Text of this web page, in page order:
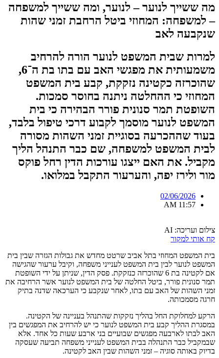
מה ששייך לנוער – לנוער, ומה ששייך למשפחה
– למשפחה: המחוזי ביטל הרחבת זמני שהות
שנקבעה לאב
למרות שבית המשפט לנוער הורה להרחיב
משמעותית את מפגשי האב עם בתו בת ה־6,
שהוכרזה כקטינה נזקקת, קבע בית המשפט
המחוזי כי ההחלטה ניתנה בחוסר סמכות.
השופטת תמר סנונית פורר הבהירה כי בית
המשפט לנוער מוסמך לקבוע דרכי טיפול בלבד,
בעוד שההכרעה בסוגיית זמני השהות מסורה
לבית המשפט למשפחה, שם כבר התנהל הליך
מקביל. את האם ייצגו עורכות הדין רחל פוקס
מור ולירז יפה, והערעור התקבל במלואו.
02/06/2026
11:57 AM
צילום ועריכה: AI
קח אותי למקור
בית המשפט המחוזי בתל אביב שרטט מחדש את גבולות הגזרה שבין בית
המשפט לנוער לבין בית המשפט לענייני משפחה, וקיבל ערעור שהגישה
אם לקטינה בת 6 שהוכרזה כנזקקת. פסק הדין, שניתן על ידי השופטת
תמר סנונית פורר, ביטל החלטה של בית המשפט לנוער אשר הרחיבה את
זמני השהות של האב עם בתו, לאחר שנקבע כי הערכאה שדנה בתיק
חרגה מסמכותה.
הרקע למחלוקת החל בהליך נזקקות שהתנהל בעניינה של הקטינה.
במסגרת ההליך קבע בית המשפט לנוער כי יש להרחיב את המפגשים בין
האב לבתו לארבעה מפגשים שבועיים בני ארבע שעות כל אחד. אלא
שבמקביל כבר התנהלה בבית המשפט לענייני משפחה תביעה שעסקה
בדיוק באותה סוגיה – זמני השהות שבין האב לקטינה.